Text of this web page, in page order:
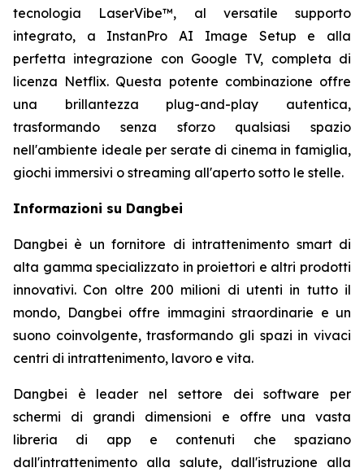
tecnologia LaserVibe™, al versatile supporto
integrato, a InstanPro AI Image Setup e alla
perfetta integrazione con Google TV, completa di
licenza Netflix. Questa potente combinazione offre
una brillantezza plug-and-play autentica,
trasformando senza sforzo qualsiasi spazio
nell'ambiente ideale per serate di cinema in famiglia,
giochi immersivi o streaming all'aperto sotto le stelle.
Informazioni su Dangbei
Dangbei è un fornitore di intrattenimento smart di
alta gamma specializzato in proiettori e altri prodotti
innovativi. Con oltre 200 milioni di utenti in tutto il
mondo, Dangbei offre immagini straordinarie e un
suono coinvolgente, trasformando gli spazi in vivaci
centri di intrattenimento, lavoro e vita.
Dangbei è leader nel settore dei software per
schermi di grandi dimensioni e offre una vasta
libreria di app e contenuti che spaziano
dall'intrattenimento alla salute, dall'istruzione alla